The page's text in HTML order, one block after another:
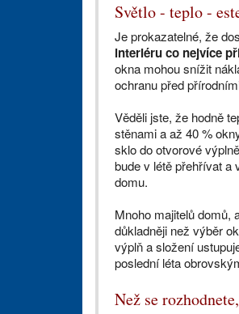
Světlo - teplo -
Je prokazatelné, že
interiéru co nejvíce
okna mohou snížit
ochranu před
Věděli jste, že hodně
stěnami a až 40 %
sklo do otvorové
bude v létě přehřívat a
domu.
Mnoho majitelů domů,
důkladněji než výběr
výplň a složení
poslední léta
Než se